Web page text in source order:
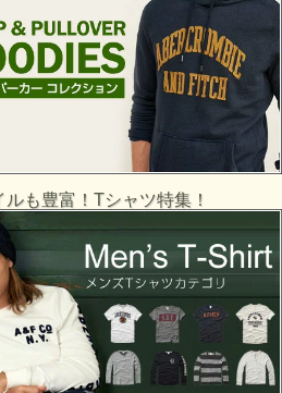
も豊富！Tシャツ特集！